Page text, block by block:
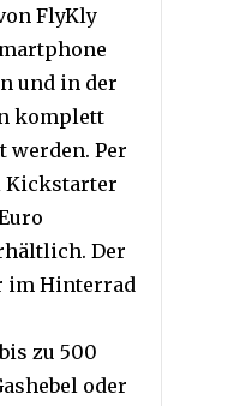
FlyKly
und in der
komplett
werden. Per
Kickstarter
Der
im Hinterrad
zu 500
oder